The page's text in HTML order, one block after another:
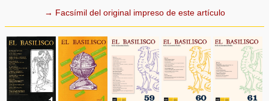
→ Facsímil del original impreso de este artículo